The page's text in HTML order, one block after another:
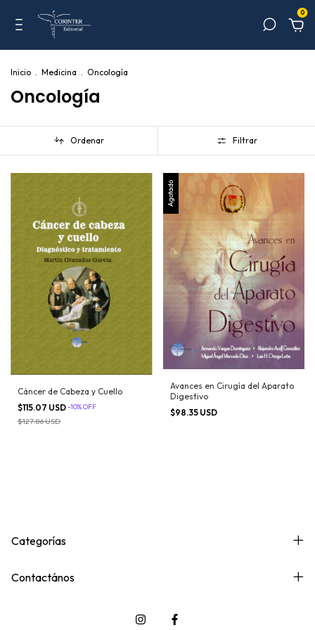
0
Inicio . Medicina . Oncología
Oncología
Ordenar Filtrar
Cáncer de Cabeza y Cuello
$115.07 USD-10%OFF
$127.86 USD
Agotado
Avances en Cirugía del Aparato
Digestivo
$98.35 USD
Categorías
Contactános